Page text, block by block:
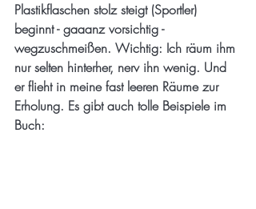
Plastikflaschen stolz steigt (Sportler)
beginnt - gaaanz vorsichtig -
wegzuschmeißen. Wichtig: Ich räum ihm
nur selten hinterher, nerv ihn wenig. Und
er flieht in meine fast leeren Räume zur
Erholung. Es gibt auch tolle Beispiele im
Buch: